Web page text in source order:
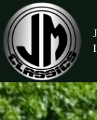
naar
de
inhoud